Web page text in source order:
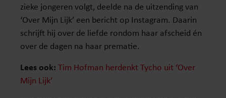
zieke jongeren volgt, deelde na de uitzending van
‘Over Mijn Lijk’ een bericht op Instagram. Daarin
schrijft hij over de liefde rondom haar afscheid én
over de dagen na haar prematie.
Lees ook: Tim Hofman herdenkt Tycho uit ‘Over
Mijn Lijk’